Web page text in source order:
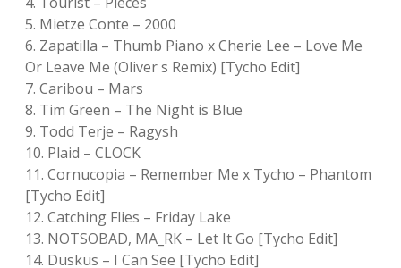
5. Mietze Conte – 2000
6. Zapatilla – Thumb Piano x Cherie Lee – Love Me
Or Leave Me (Oliver s Remix) [Tycho Edit]
7. Caribou – Mars
8. Tim Green – The Night is Blue
9. Todd Terje – Ragysh
10. Plaid – CLOCK
11. Cornucopia – Remember Me x Tycho – Phantom
[Tycho Edit]
12. Catching Flies – Friday Lake
13. NOTSOBAD, MA_RK – Let It Go [Tycho Edit]
14. Duskus – I Can See [Tycho Edit]